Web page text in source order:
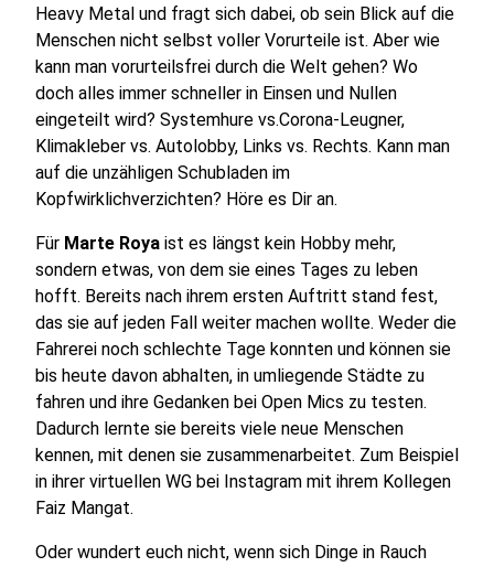
Heavy Metal und fragt sich dabei, ob sein Blick auf die
Menschen nicht selbst voller Vorurteile ist. Aber wie
kann man vorurteilsfrei durch die Welt gehen? Wo
doch alles immer schneller in Einsen und Nullen
eingeteilt wird? Systemhure vs.Corona-Leugner,
Klimakleber vs. Autolobby, Links vs. Rechts. Kann man
auf die unzähligen Schubladen im
Kopfwirklichverzichten? Höre es Dir an.
Für Marte Roya ist es längst kein Hobby mehr,
sondern etwas, von dem sie eines Tages zu leben
hofft. Bereits nach ihrem ersten Auftritt stand fest,
das sie auf jeden Fall weiter machen wollte. Weder die
Fahrerei noch schlechte Tage konnten und können sie
bis heute davon abhalten, in umliegende Städte zu
fahren und ihre Gedanken bei Open Mics zu testen.
Dadurch lernte sie bereits viele neue Menschen
kennen, mit denen sie zusammenarbeitet. Zum Beispiel
in ihrer virtuellen WG bei Instagram mit ihrem Kollegen
Faiz Mangat.
Oder wundert euch nicht, wenn sich Dinge in Rauch